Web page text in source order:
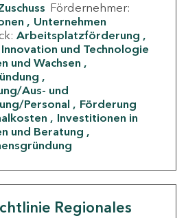
Fördernehmer:
Unternehmen
Arbeitsplatzförderung
Innovation und Technologie
und Wachsen
Aus- und
Personal
Förderung
Investitionen in
und Beratung
Regionales